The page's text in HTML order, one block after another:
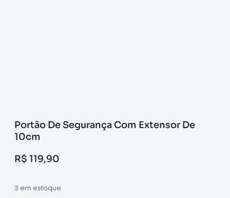
Portão De Segurança Com Extensor De
10cm
R$ 119,90
3 em estoque